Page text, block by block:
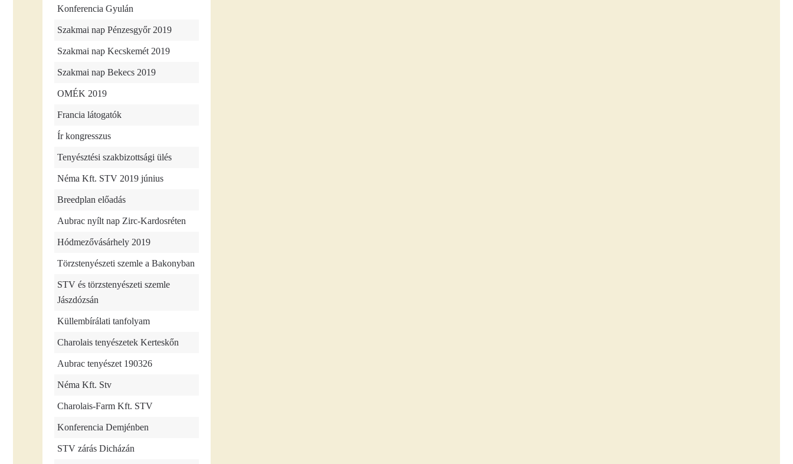
Konferencia Gyulán
Szakmai nap Pénzesgyőr 2019
Szakmai nap Kecskemét 2019
Szakmai nap Bekecs 2019
OMÉK 2019
Francia látogatók
Ír kongresszus
Tenyésztési szakbizottsági ülés
Néma Kft. STV 2019 június
Breedplan előadás
Aubrac nyílt nap Zirc-Kardosréten
Hódmezővásárhely 2019
Törzstenyészeti szemle a Bakonyban
STV és törzstenyészeti szemle
Jászdózsán
Küllembírálati tanfolyam
Charolais tenyészetek Kerteskőn
Aubrac tenyészet 190326
Néma Kft. Stv
Charolais-Farm Kft. STV
Konferencia Demjénben
STV zárás Dicházán